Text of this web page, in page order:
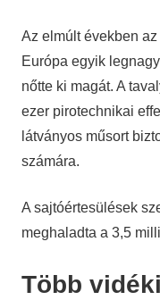
Az elmúlt években
Európa egyik
nőtte ki magát. A
ezer pirotechnikai
látványos műsort
számára.
A sajtóértesülések
meghaladta a 3,5
Több